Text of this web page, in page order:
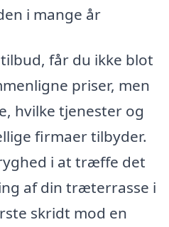
i mange år
får du ikke blot
priser, men
hvilke tjenester og
firmaer tilbyder.
i at træffe det
af din træterrasse i
skridt mod en